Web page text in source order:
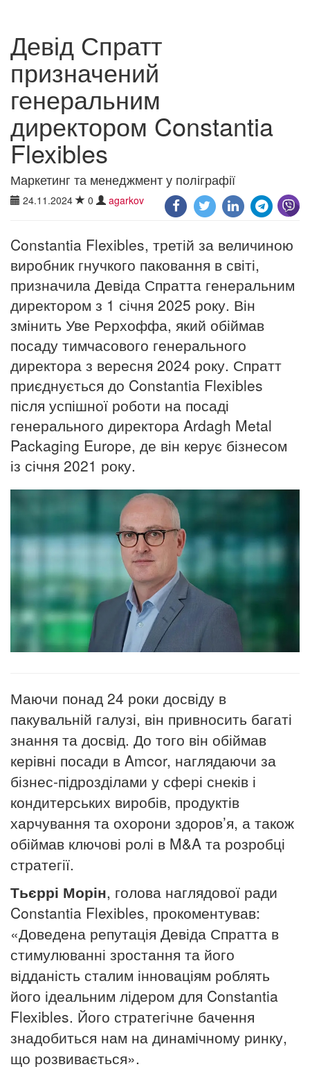
Девід Спратт
призначений
генеральним
директором Constantia
Flexibles
Маркетинг та менеджмент у поліграфії
24.11.2024 0 agarkov
Constantia Flexibles, третій за величиною
виробник гнучкого паковання в світі,
призначила Девіда Спратта генеральним
директором з 1 січня 2025 року. Він
змінить Уве Рерхоффа, який обіймав
посаду тимчасового генерального
директора з вересня 2024 року. Спратт
приєднується до Constantia Flexibles
після успішної роботи на посаді
генерального директора Ardagh Metal
Packaging Europe, де він керує бізнесом
із січня 2021 року.
Маючи понад 24 роки досвіду в
пакувальній галузі, він привносить багаті
знання та досвід. До того він обіймав
керівні посади в Amcor, наглядаючи за
бізнес-підрозділами у сфері снеків і
кондитерських виробів, продуктів
харчування та охорони здоров’я, а також
обіймав ключові ролі в M&A та розробці
стратегії.
Тьєррі Морін, голова наглядової ради
Constantia Flexibles, прокоментував:
«Доведена репутація Девіда Спратта в
стимулюванні зростання та його
відданість сталим інноваціям роблять
його ідеальним лідером для Constantia
Flexibles. Його стратегічне бачення
знадобиться нам на динамічному ринку,
що розвивається».